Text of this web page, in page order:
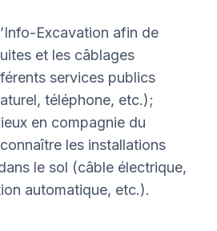
Excavation afin de
et les câblages
services publics
téléphone, etc.);
en compagnie du
les installations
le sol (câble électrique,
automatique, etc.).